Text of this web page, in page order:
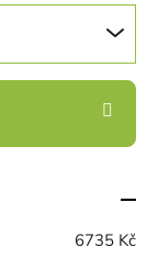
6735 Kč